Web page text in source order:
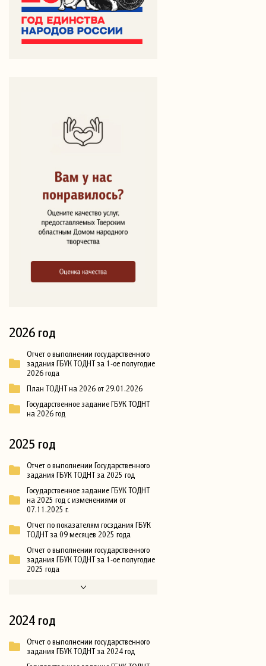
2026 год
Отчет о выполнении государственного
задания ГБУК ТОДНТ за 1-ое полугодие
2026 года
План ТОДНТ на 2026 от 29.01.2026
Государственное задание ГБУК ТОДНТ
на 2026 год
2025 год
Отчет о выполнении Государственного
задания ГБУК ТОДНТ за 2025 год
Государственное задание ГБУК ТОДНТ
на 2025 год с изменениями от
07.11.2025 г.
Отчет по показателям госздания ГБУК
ТОДНТ за 09 месяцев 2025 года
Отчет о выполнении государственного
задания ГБУК ТОДНТ за 1-ое полугодие
2025 года
2024 год
Отчет о выполнении государственного
задания ГБУК ТОДНТ за 2024 год